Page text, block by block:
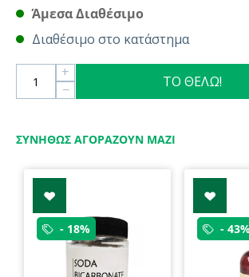
Άμεσα Διαθέσιμο
Διαθέσιμο στο κατάστημα
+
−
ΤΟ ΘΕΛΩ!
ΣΥΝΉΘΩΣ ΑΓΟΡΆΖΟΥΝ ΜΑΖΊ
- 18% -